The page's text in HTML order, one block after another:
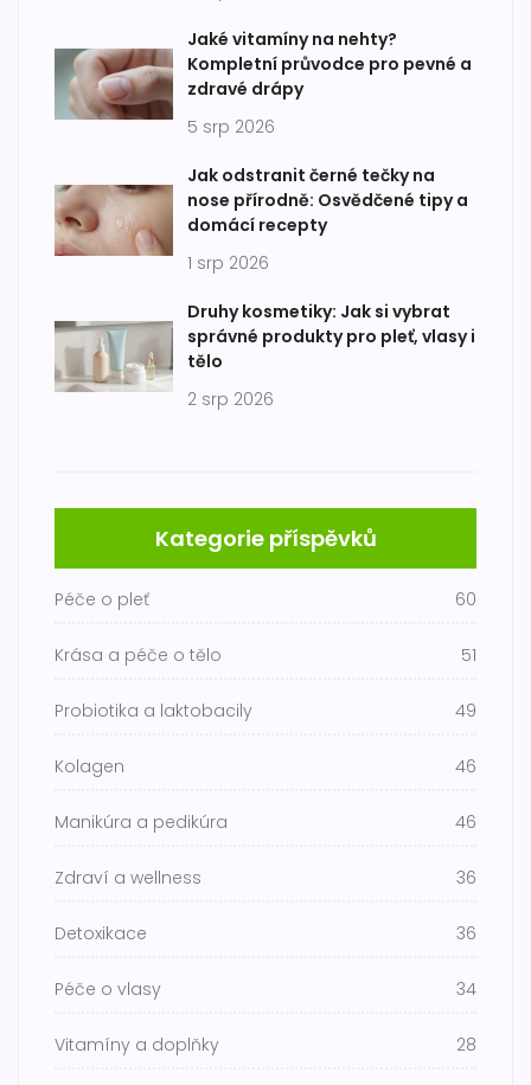
Jaké vitamíny na nehty?
Kompletní průvodce pro pevné a
zdravé drápy
5 srp 2026
Jak odstranit černé tečky na
nose přírodně: Osvědčené tipy a
domácí recepty
1 srp 2026
Druhy kosmetiky: Jak si vybrat
správné produkty pro pleť, vlasy i
tělo
2 srp 2026
Kategorie příspěvků
Péče o pleť 60
Krása a péče o tělo 51
Probiotika a laktobacily 49
Kolagen 46
Manikúra a pedikúra 46
Zdraví a wellness 36
Detoxikace 36
Péče o vlasy 34
Vitamíny a doplňky 28